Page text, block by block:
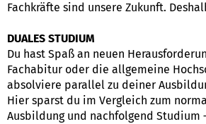
Fachkräfte sind unsere Zukunft.
DUALES STUDIUM
Du hast Spaß an neuen
Fachabitur oder die allgemeine
absolviere parallel zu deiner
Hier sparst du im Vergleich zum
Ausbildung und nachfolgend Studium